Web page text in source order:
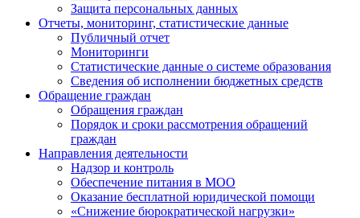
Защита персональных данных
Отчеты, мониторинг, статистические данные
Публичный отчет
Мониторинги
Статистические данные о системе образования
Сведения об исполнении бюджетных средств
Обращение граждан
Обращения граждан
Порядок и сроки рассмотрения обращений
граждан
Направления деятельности
Надзор и контроль
Обеспечение питания в МОО
Оказание бесплатной юридической помощи
«Снижение бюрократической нагрузки»